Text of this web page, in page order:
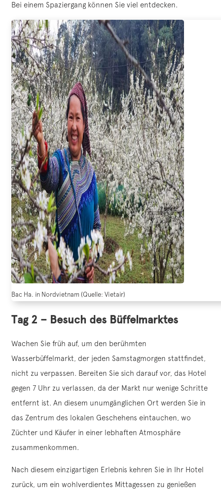
Bei einem Spaziergang können Sie viel entdecken.
Bac Ha. in Nordvietnam (Quelle: Vietair)
Tag 2 – Besuch des Büffelmarktes
Wachen Sie früh auf, um den berühmten
Wasserbüffelmarkt, der jeden Samstagmorgen stattfindet,
nicht zu verpassen. Bereiten Sie sich darauf vor, das Hotel
gegen 7 Uhr zu verlassen, da der Markt nur wenige Schritte
entfernt ist. An diesem unumgänglichen Ort werden Sie in
das Zentrum des lokalen Geschehens eintauchen, wo
Züchter und Käufer in einer lebhaften Atmosphäre
zusammenkommen.
Nach diesem einzigartigen Erlebnis kehren Sie in Ihr Hotel
zurück, um ein wohlverdientes Mittagessen zu genießen